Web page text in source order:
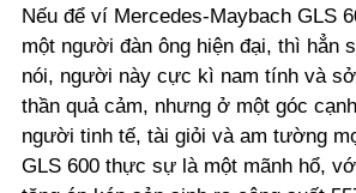
Nếu để ví Mercedes-Maybach GLS
một người đàn ông hiện đại, thì hẳn
nói, người này cực kì nam tính và
thần quả cảm, nhưng ở một góc
người tinh tế, tài giỏi và am tường
GLS 600 thực sự là một mãnh hổ,